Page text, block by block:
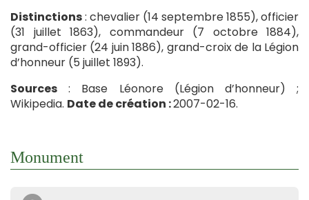
Distinctions: chevalier (14 septembre 1855), officier
(31 juillet 1863), commandeur (7 octobre 1884),
grand-officier (24 juin 1886), grand-croix de la Légion
d’honneur (5 juillet 1893).
Sources : Base Léonore (Légion d’honneur) ;
Wikipedia. Date de création :2007-02-16.
Monument